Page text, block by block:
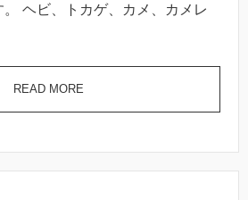
ヘビ、トカゲ、カメ、カメレ
READ MORE